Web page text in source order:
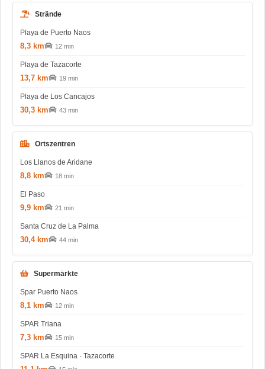
Strände
Playa de Puerto Naos
8,3 km 12 min
Playa de Tazacorte
13,7 km 19 min
Playa de Los Cancajos
30,3 km 43 min
Ortszentren
Los Llanos de Aridane
8,8 km 18 min
El Paso
9,9 km 21 min
Santa Cruz de La Palma
30,4 km 44 min
Supermärkte
Spar Puerto Naos
8,1 km 12 min
SPAR Triana
7,3 km 15 min
SPAR La Esquina · Tazacorte